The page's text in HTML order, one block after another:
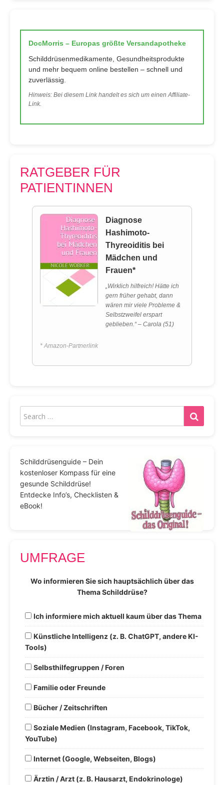
DocMorris – Europas größte Versandapotheke
Schilddrüsenmedikamente, Gesundheitsprodukte
und mehr bequem online bestellen – schnell und
zuverlässig.
Hinweis: Bei diesem Link handelt es sich um einen Affiliate-
Link.
RATGEBER FÜR
PATIENTINNEN
Diagnose
Hashimoto-
Thyreoiditis bei
Mädchen und
Frauen*
„Wirklich hilfreich! Hätte ich
gern früher gehabt, dann
wären mir viele Probleme &
Selbstzweifel erspart
geblieben.“ – Carola (51)
* Amazon-Partnerlink
Schilddrüsenguide – Dein
kostenloser Kompass für eine
gesunde Schilddrüse!
Entdecke Info’s, Checklisten &
eBook!
UMFRAGE
Wo informieren Sie sich hauptsächlich über das
Thema Schilddrüse?
Ich informiere mich aktuell kaum über das Thema
Künstliche Intelligenz (z. B. ChatGPT, andere KI-
Tools)
Selbsthilfegruppen / Foren
Familie oder Freunde
Bücher / Zeitschriften
Soziale Medien (Instagram, Facebook, TikTok,
YouTube)
Internet (Google, Webseiten, Blogs)
Ärztin / Arzt (z. B. Hausarzt, Endokrinologe)